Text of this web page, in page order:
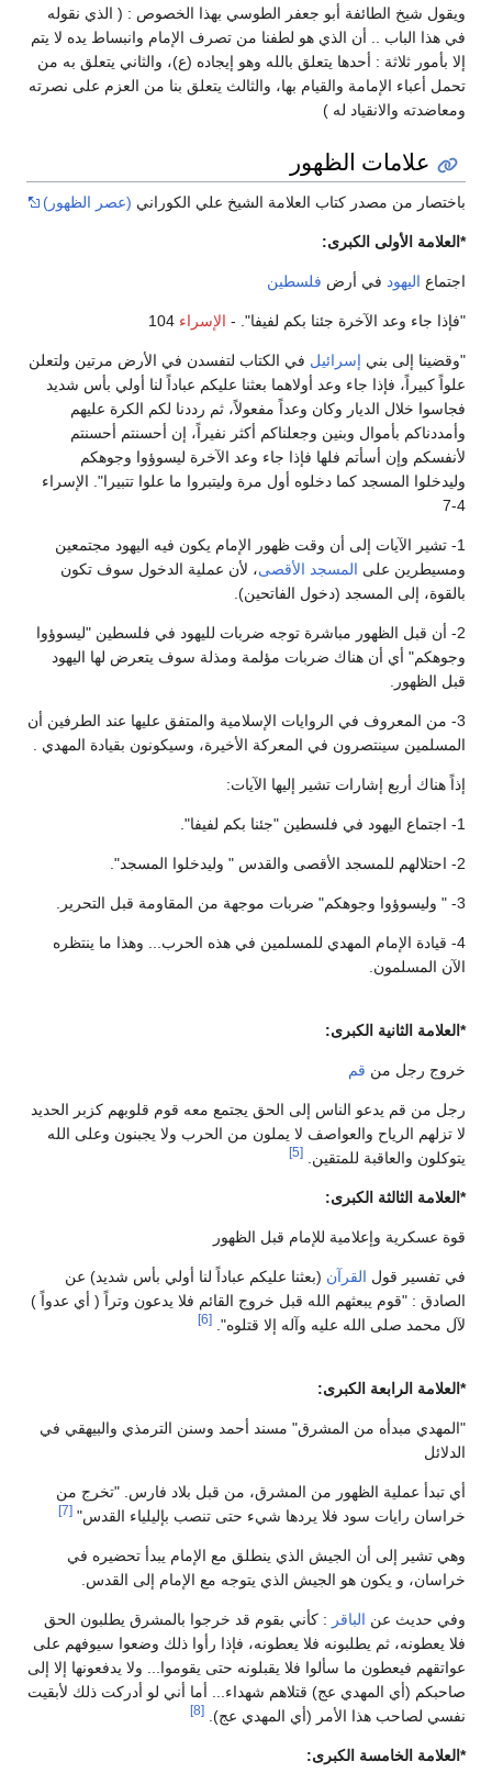
ويقول شيخ الطائفة أبو جعفر الطوسي بهذا الخصوص : ( الذي نقوله
في هذا الباب .. أن الذي هو لطفنا من تصرف الإمام وانبساط يده لا يتم
إلا بأمور ثلاثة : أحدها يتعلق بالله وهو إيجاده (ع)، والثاني يتعلق به من
تحمل أعباء الإمامة والقيام بها، والثالث يتعلق بنا من العزم على نصرته
ومعاضدته والانقياد له )
علامات الظهور
باختصار من مصدر كتاب العلامة الشيخ علي الكوراني (عصر الظهور)
*العلامة الأولى الكبرى:
اجتماع اليهود في أرض فلسطين
"فإذا جاء وعد الآخرة جئنا بكم لفيفا". - الإسراء
"وقضينا إلى بني إسرائيل في الكتاب لتفسدن في الأرض مرتين ولتعلن
علواً كبيراً، فإذا جاء وعد أولاهما بعثنا عليكم عباداً لنا أولي بأس شديد
فجاسوا خلال الديار وكان وعداً مفعولاً، ثم رددنا لكم الكرة عليهم
وأمددناكم بأموال وبنين وجعلناكم أكثر نفيراً، إن أحسنتم أحسنتم
لأنفسكم وإن أسأتم فلها فإذا جاء وعد الآخرة ليسوؤوا وجوهكم
وليدخلوا المسجد كما دخلوه أول مرة وليتبروا ما علوا تتبيرا". الإسراء
4-7
1- تشير الآيات إلى أن وقت ظهور الإمام يكون فيه اليهود مجتمعين
ومسيطرين على المسجد الأقصى، لأن عملية الدخول سوف تكون
بالقوة، إلى المسجد (دخول الفاتحين).
2- أن قبل الظهور مباشرة توجه ضربات لليهود في فلسطين "ليسوؤوا
وجوهكم" أي أن هناك ضربات مؤلمة ومذلة سوف يتعرض لها اليهود
قبل الظهور.
3- من المعروف في الروايات الإسلامية والمتفق عليها عند الطرفين أن
المسلمين سينتصرون في المعركة الأخيرة، وسيكونون بقيادة المهدي .
إذاً هناك أربع إشارات تشير إليها الآيات:
1- اجتماع اليهود في فلسطين "جئنا بكم لفيفا".
2- احتلالهم للمسجد الأقصى والقدس " وليدخلوا المسجد".
3- " وليسوؤوا وجوهكم" ضربات موجهة من المقاومة قبل التحرير.
4- قيادة الإمام المهدي للمسلمين في هذه الحرب... وهذا ما ينتظره
الآن المسلمون.
*العلامة الثانية الكبرى:
خروج رجل من قم
رجل من قم يدعو الناس إلى الحق يجتمع معه قوم قلوبهم كزبر الحديد
لا تزلهم الرياح والعواصف لا يملون من الحرب ولا يجبنون وعلى الله
يتوكلون والعاقبة للمتقين.
[5]
*العلامة الثالثة الكبرى:
قوة عسكرية وإعلامية للإمام قبل الظهور
في تفسير قول القرآن (بعثنا عليكم عباداً لنا أولي بأس شديد) عن
الصادق : "قوم يبعثهم الله قبل خروج القائم فلا يدعون وتراً ( أي عدواً )
لآل محمد صلى الله عليه وآله إلا قتلوه".
[6]
*العلامة الرابعة الكبرى:
"المهدي مبدأه من المشرق" مسند أحمد وسنن الترمذي والبيهقي في
الدلائل
أي تبدأ عملية الظهور من المشرق، من قبل بلاد فارس. "تخرج من
خراسان رايات سود فلا يردها شيء حتى تنصب بإليلياء القدس" [7]
وهي تشير إلى أن الجيش الذي ينطلق مع الإمام يبدأ تحضيره في
خراسان، و يكون هو الجيش الذي يتوجه مع الإمام إلى القدس.
وفي حديث عن الباقر : كأني بقوم قد خرجوا بالمشرق يطلبون الحق
فلا يعطونه، ثم يطلبونه فلا يعطونه، فإذا رأوا ذلك وضعوا سيوفهم على
عواتقهم فيعطون ما سألوا فلا يقبلونه حتى يقوموا... ولا يدفعونها إلا إلى
صاحبكم (أي المهدي عج) قتلاهم شهداء... أما أني لو أدركت ذلك لأبقيت
نفسي لصاحب هذا الأمر (أي المهدي عج).
[8]
*العلامة الخامسة الكبرى: